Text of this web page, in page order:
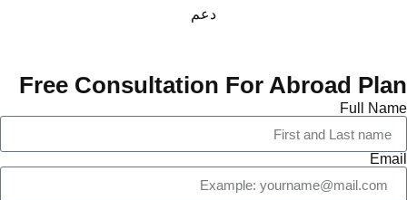
دعم
Free Consultation For Abroad Plan
Full Name
Email